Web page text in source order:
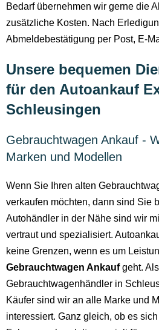
Bedarf übernehmen wir gerne die
zusätzliche Kosten. Nach
Abmeldebestätigung per Post, E-
Unsere bequemen
für den Autoankauf
Schleusingen
Gebrauchtwagen Ankauf -
Marken und Modellen
Wenn Sie Ihren alten
verkaufen möchten, dann sind Sie
Autohändler in der Nähe sind wir
vertraut und spezialisiert.
keine Grenzen, wenn es um
Gebrauchtwagen Ankaufgeht. Als
Gebrauchtwagenhändler in
Käufer sind wir an alle Marke und
interessiert. Ganz gleich, ob es